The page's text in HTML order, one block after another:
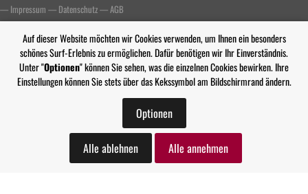
— Impressum — Datenschutz—AGB
Auf dieser Website möchten wir Cookies verwenden, um Ihnen ein besonders
schönes Surf-Erlebnis zu ermöglichen. Dafür benötigen wir Ihr Einverständnis.
Unter "Optionen" können Sie sehen, was die einzelnen Cookies bewirken. Ihre
Einstellungen können Sie stets über das Kekssymbol am Bildschirmrand ändern.
Optionen
Alle ablehnen Alle annehmen